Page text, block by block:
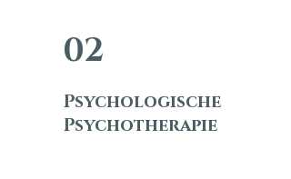
02
Psychologische
Psychotherapie